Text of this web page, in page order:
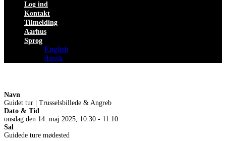
Log ind
Kontakt
Tilmelding
Aarhus
Sprog
English
dansk
Navn
Guidet tur | Trusselsbillede & Angreb
Dato & Tid
onsdag den 14. maj 2025, 10.30 - 11.10
Sal
Guidede ture mødested